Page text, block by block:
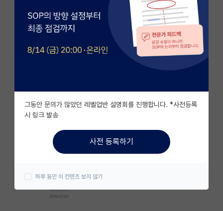
커뮤니티 홈
전체글보기
베스트 게시판
자유 게시판(아무개랩)
미국 유학 게시판
미국 대학원 합격 후기 게시판
대학원생 모집 게시판
연구실(PI) 홍보 게시판
그동안 문의가 많았던 레벨업반 설명회를 진행합니다. *사전등록
시 링크 발송
사전 등록하기
하루 동안 이 컨텐츠 보지 않기